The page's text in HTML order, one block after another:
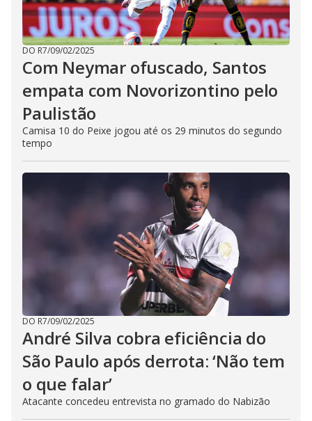
DO R7/09/02/2025
Com Neymar ofuscado, Santos
empata com Novorizontino pelo
Paulistão
Camisa 10 do Peixe jogou até os 29 minutos do segundo
tempo
DO R7/09/02/2025
André Silva cobra eficiência do
São Paulo após derrota: ‘Não tem
o que falar’
Atacante concedeu entrevista no gramado do Nabizão